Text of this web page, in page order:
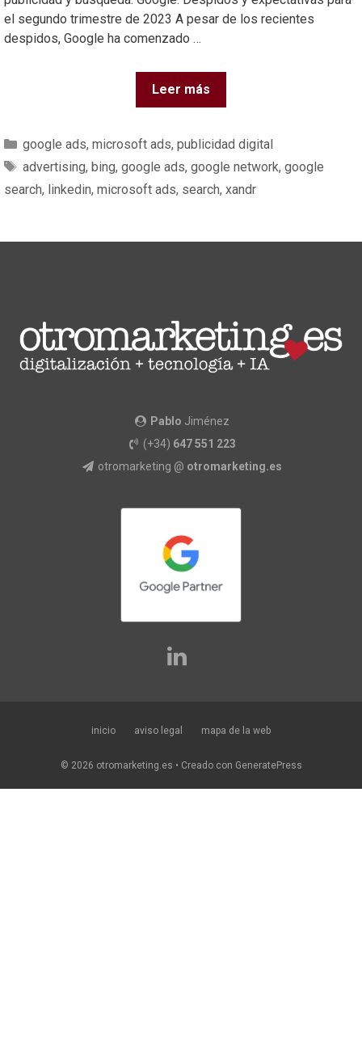
el segundo trimestre de 2023 A pesar de los recientes
despidos, Google ha comenzado …
Leer más
google ads, microsoft ads, publicidad digital
advertising, bing, google ads, google network, google
search, linkedin, microsoft ads, search, xandr
Pablo Jiménez
(+34) 647 551 223
otromarketing @ otromarketing.es
inicio aviso legal mapa de la web
© 2026 otromarketing.es • Creado con GeneratePress